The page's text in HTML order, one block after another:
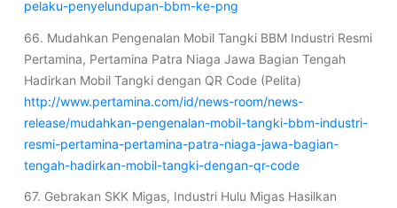
pelaku-penyelundupan-bbm-ke-png
66. Mudahkan Pengenalan Mobil Tangki BBM Industri Resmi
Pertamina, Pertamina Patra Niaga Jawa Bagian Tengah
Hadirkan Mobil Tangki dengan QR Code (Pelita)
http://www.pertamina.com/id/news-room/news-
release/mudahkan-pengenalan-mobil-tangki-bbm-industri-
resmi-pertamina-pertamina-patra-niaga-jawa-bagian-
tengah-hadirkan-mobil-tangki-dengan-qr-code
67. Gebrakan SKK Migas, Industri Hulu Migas Hasilkan